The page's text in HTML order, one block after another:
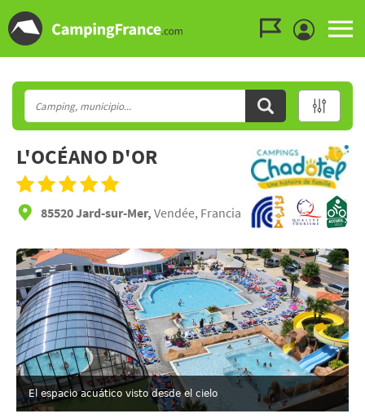
L'OCÉANO D'OR
85520 Jard-sur-Mer, Vendée, Francia
El espacio acuático visto desde el cielo